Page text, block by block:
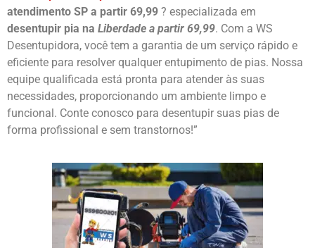
atendimento SP a partir 69,99 ? especializada em
desentupir pia na Liberdade a partir 69,99. Com a WS
Desentupidora, você tem a garantia de um serviço rápido e
eficiente para resolver qualquer entupimento de pias. Nossa
equipe qualificada está pronta para atender às suas
necessidades, proporcionando um ambiente limpo e
funcional. Conte conosco para desentupir suas pias de
forma profissional e sem transtornos!”